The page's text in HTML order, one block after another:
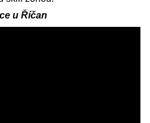
u Říčan